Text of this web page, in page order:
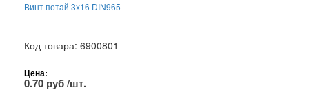
Винт потай 3х16 DIN965
Код товара: 6900801
Цена:
0.70 руб /шт.